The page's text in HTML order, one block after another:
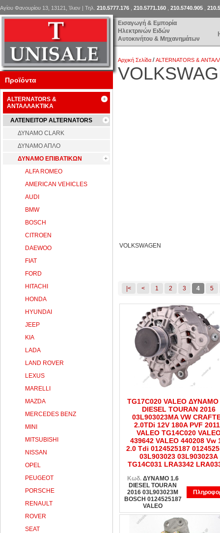
Εισαγωγή & Εμπορία
Ηλεκτρινών Ειδών
Αυτοκινήτου & Μηχανημάτων
Αγίου Φανουρίου 13, 13121, Ίλιον | Τηλ. 210.5777.176 210.5771.160 210.5740.905
Αρχική Σελίδα /ALTERNATORS &
VOLKSWAGEN
|< < 1 2 3 4 5
TG17C020 VALEO ΔΥΝΑΜΟ
DIESEL TOURAN 2016
03L903023MA VW
2.0TDi 12V 180A PVF
VALEO TG14C020
439642 VALEO 440208 Vw
2.0 Tdi 0124525187
03L903023 03L903023A
TG14C031 LRA3342
Κωδ. ΔΥΝΑΜΟ 1.6
DIESEL TOURAN
2016 03L903023M
BOSCH 0124525187
VALEO
Προϊόντα
ALTERNATORS &
ΑΝΤΑΛΛΑΚΤΙΚΑ
ΑΛΤΕΝΕΙΤΟΡ ALTERNATORS
ΔΥΝΑΜΟ CLARK
ΔΥΝΑΜΟ ΑΠΛΟ
ΔΥΝΑΜΟ ΕΠΙΒΑΤΙΚΩΝ
ALFA ROMEO
AMERICAN VEHICLES
AUDI
BMW
BOSCH
CITROEN
DAEWOO
FIAT
FORD
HITACHI
HONDA
HYUNDAI
JEEP
KIA
LADA
LAND ROVER
LEXUS
MARELLI
MAZDA
MERCEDES BENZ
MINI
MITSUBISHI
NISSAN
OPEL
PEUGEOT
PORSCHE
RENAULT
ROVER
SEAT